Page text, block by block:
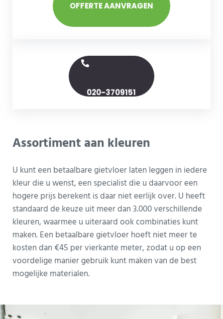
OFFERTE AANVRAGEN
020-3709151
Assortiment aan kleuren
U kunt een betaalbare gietvloer laten leggen in iedere
kleur die u wenst, een specialist die u daarvoor een
hogere prijs berekent is daar niet eerlijk over. U heeft
standaard de keuze uit meer dan 3.000 verschillende
kleuren, waarmee u uiteraard ook combinaties kunt
maken. Een betaalbare gietvloer hoeft niet meer te
kosten dan €45 per vierkante meter, zodat u op een
voordelige manier gebruik kunt maken van de best
mogelijke materialen.